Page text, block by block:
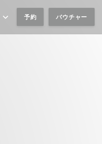
予約 バウチャー